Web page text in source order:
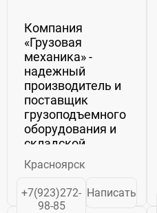
Компания
«Грузовая
механика» -
надежный
производитель и
поставщик
грузоподъемного
оборудования и
складской
техники.
Работает на
федеральном
уровне, имея 9
Красноярск
+7(923)272-
98-85
Написать